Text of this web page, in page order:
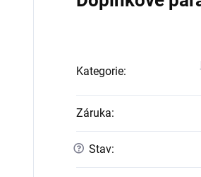
Kategorie:
Záruka:
? Stav: